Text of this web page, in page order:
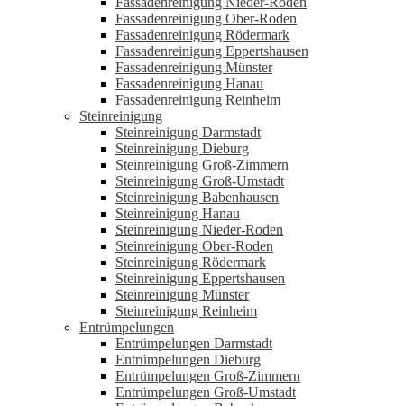
Fassadenreinigung Ober-Roden
Fassadenreinigung Rödermark
Fassadenreinigung Eppertshausen
Fassadenreinigung Münster
Fassadenreinigung Hanau
Fassadenreinigung Reinheim
Steinreinigung
Steinreinigung Darmstadt
Steinreinigung Dieburg
Steinreinigung Groß-Zimmern
Steinreinigung Groß-Umstadt
Steinreinigung Babenhausen
Steinreinigung Hanau
Steinreinigung Nieder-Roden
Steinreinigung Ober-Roden
Steinreinigung Rödermark
Steinreinigung Eppertshausen
Steinreinigung Münster
Steinreinigung Reinheim
Entrümpelungen
Entrümpelungen Darmstadt
Entrümpelungen Dieburg
Entrümpelungen Groß-Zimmern
Entrümpelungen Groß-Umstadt